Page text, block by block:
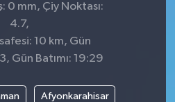
0 mm, Çiy Noktası:
4.7,
10 km, Gün
Gün Batımı: 19:29
Afyonkarahisar